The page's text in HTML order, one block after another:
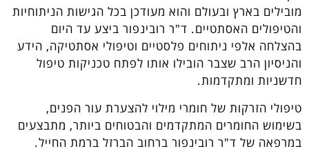
מובילים בארץ ובעולם והוא מעודכן בכל הגישות הניתוחיות
והטיפולים האסתטיים. ד"ר רובינפור ביצע עד היום
בהצלחה אלפי ניתוחים פלסטיים וטיפולי אסתטיקה, הידע
והניסיון הרב שצבר הובילו אותו לפתח טכניקות טיפול
חדשניות ומתקדמות.
טיפולי הזרקות של חומרי מילוי להצערת עור הפנים,
בשימוש החומרים המתקדמים והבטוחים ביותר, מתבצעים
במרפאה של ד"ר רובינפור ברחוב הברזל ברמת החייל.